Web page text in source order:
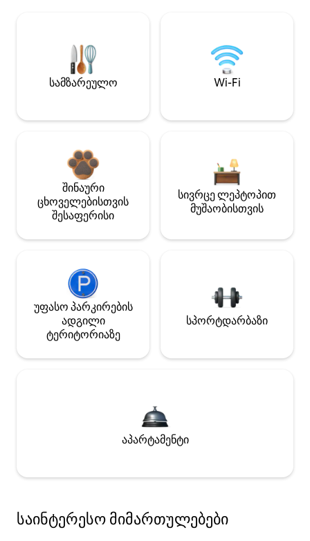
სამზარეულო Wi-Fi
შინაური
ცხოველებისთვის
შესაფერისი
სივრცე ლეპტოპით
მუშაობისთვის
უფასო პარკირების
ადგილი
ტერიტორიაზე
სპორტდარბაზი
აპარტამენტი
საინტერესო მიმართულებები